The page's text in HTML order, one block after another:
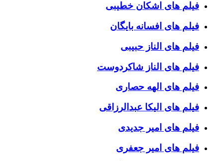
فیلم های اشکان خطیبی
فیلم های افسانه بایگان
فیلم های الناز حبیبی
فیلم های الناز شاکردوست
فیلم های الهه حصاری
فیلم های الیکا عبدالرزاقی
فیلم های امیر جدیدی
فیلم های امیر جعفری